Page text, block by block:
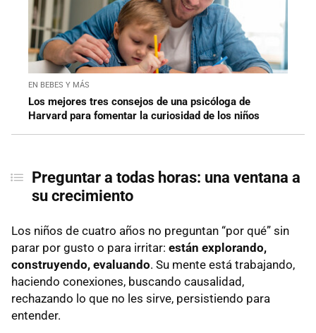
EN BEBES Y MÁS
Los mejores tres consejos de una psicóloga de
Harvard para fomentar la curiosidad de los niños
Preguntar a todas horas: una ventana a
su crecimiento
Los niños de cuatro años no preguntan “por qué” sin
parar por gusto o para irritar: están explorando,
construyendo, evaluando. Su mente está trabajando,
haciendo conexiones, buscando causalidad,
rechazando lo que no les sirve, persistiendo para
entender.